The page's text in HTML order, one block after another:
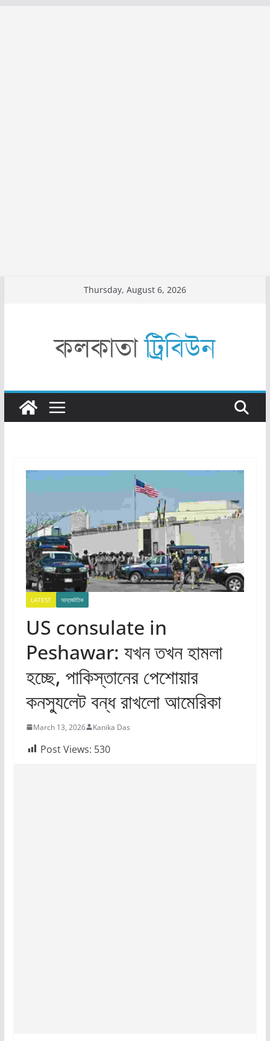
Thursday, August 6, 2026
LATEST আন্তর্জাতিক
US consulate in
Peshawar: যখন তখন হামলা
হচ্ছে, পাকিস্তানের পেশোয়ার
কনস্যুলেট বন্ধ রাখলো আমেরিকা
March 13, 2026 Kanika Das
Post Views: 530